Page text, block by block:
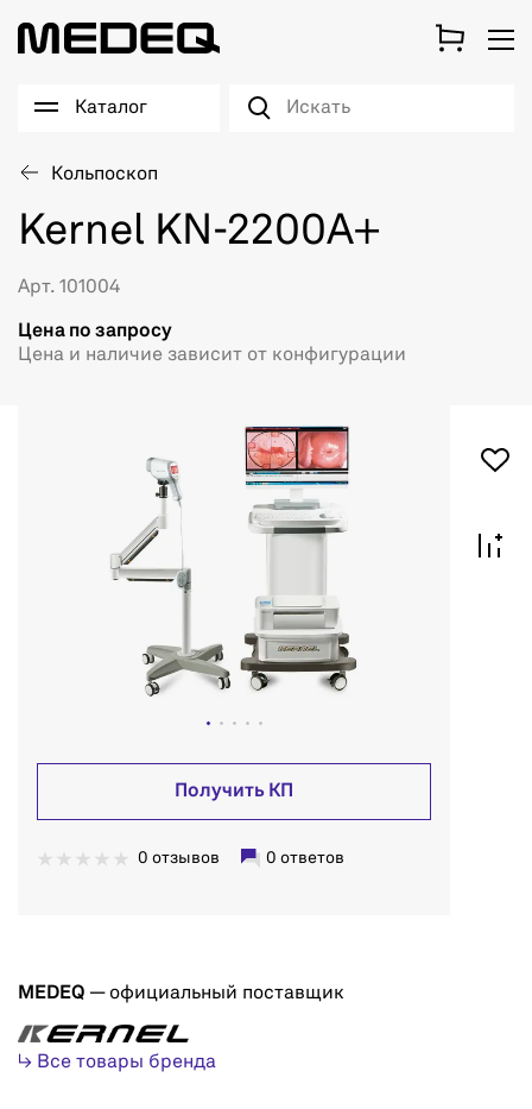
Каталог
Кольпоскоп
Kernel KN-2200A+
Арт. 101004
Цена по запросу
Цена и наличие зависит от конфигурации
Получить КП
0 отзывов 0 ответов
MEDEQ — официальный поставщик
↳ Все товары бренда